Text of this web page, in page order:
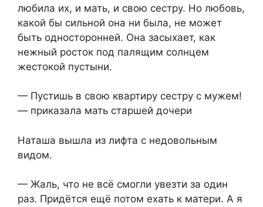
любила их, и мать, и свою сестру. Но любовь,
какой бы сильной она ни была, не может
быть односторонней. Она засыхает, как
нежный росток под палящим солнцем
жестокой пустыни.
— Пустишь в свою квартиру сестру с мужем!
— приказала мать старшей дочери
Наташа вышла из лифта с недовольным
видом.
— Жаль, что не всё смогли увезти за один
раз. Придётся ещё потом ехать к матери. А я